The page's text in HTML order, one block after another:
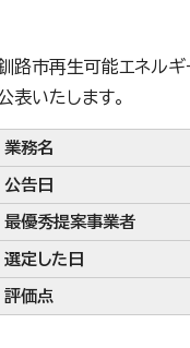
路市再生可能エネル
表いたします。
業務名
公告日
最優秀提案事業者
選定した日
評価点